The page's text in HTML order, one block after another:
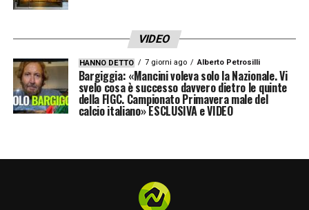
Van Hecke, Dunk, Kadioglu; Ayari,
Hinshelwood; Minteh, Gruda, Diego Gómez;
Rutter.All.Hürzeler
LIVERPOOL-WOLVERHAMPTON (Sabato
27 dicembre, ore 16.00) – SKY SPORT e
Van Dijk, Robertson, Kerkez; Gravenberch, C.
VIDEO
HANNO DETTO 7 giorni ago Alberto Petrosilli
Bargiggia: «Mancini voleva solo la Nazionale. Vi
svelo cosa è successo davvero dietro le quinte
della FIGC. Campionato Primavera male del
calcio italiano» ESCLUSIVA e VIDEO